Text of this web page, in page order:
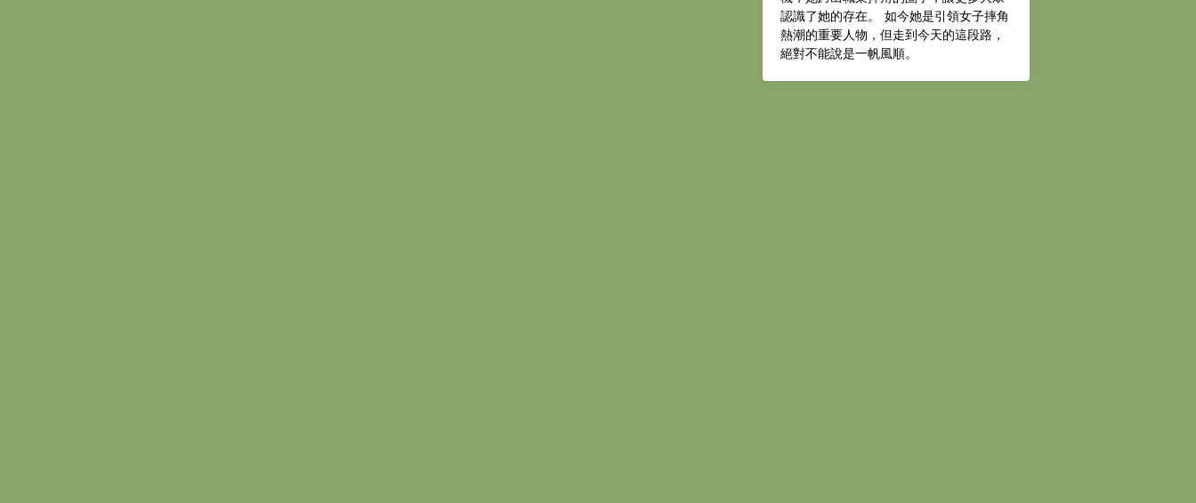
認識了她的存在。 如今她是引領女子摔角
熱潮的重要人物，但走到今天的這段路，
絕對不能說是一帆風順。